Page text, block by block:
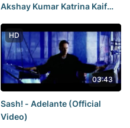
Akshay Kumar Katrina Kaif
HD
03:43
Sash! - Adelante (Official
Video)